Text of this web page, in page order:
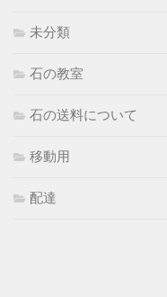
未分類
石の教室
石の送料について
移動用
配達